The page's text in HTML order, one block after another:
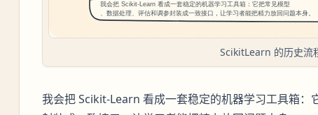
ScikitLearn 的历史流
我会把 Scikit-Learn 看成一套稳定的机器学习工具箱：